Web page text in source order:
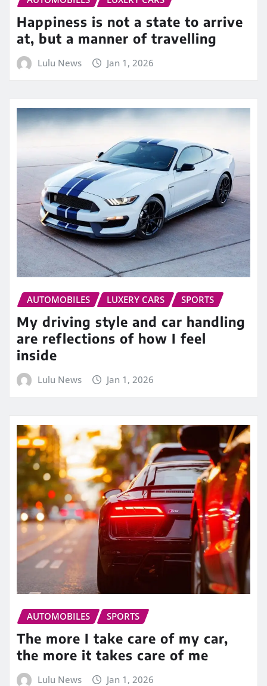
Happiness is not a state to arrive
at, but a manner of travelling
Lulu News Jan 1, 2026
AUTOMOBILES LUXERY CARS SPORTS
My driving style and car handling
are reflections of how I feel
inside
Lulu News Jan 1, 2026
AUTOMOBILES SPORTS
The more I take care of my car,
the more it takes care of me
Lulu News Jan 1, 2026